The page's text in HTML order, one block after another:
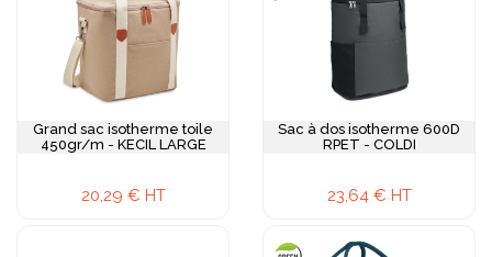
Grand sac isotherme toile
450gr/m - KECIL LARGE
20,29 € HT
Sac à dos isotherme 600D
RPET - COLDI
23,64 € HT